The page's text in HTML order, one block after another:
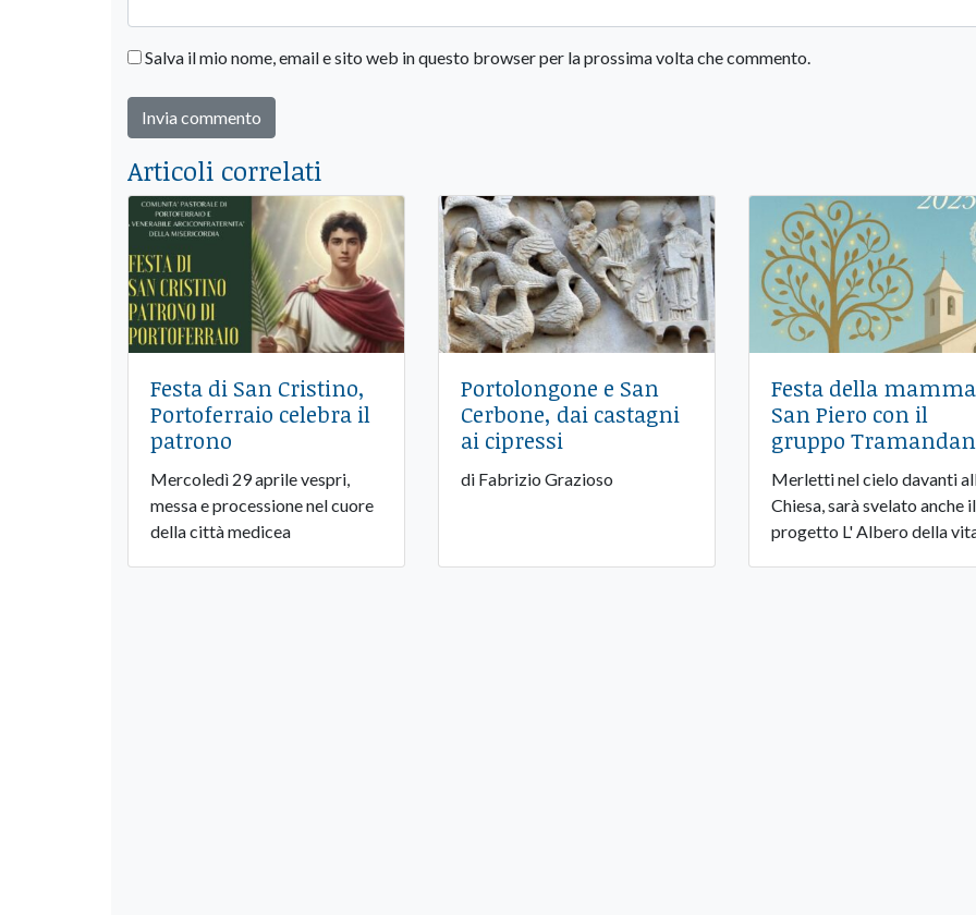
Salva il mio nome, email e sito web in questo browser per la prossima volta che commento.
Articoli correlati
Festa di San Cristino,
Portoferraio celebra il
patrono
Mercoledì 29 aprile vespri,
messa e processione nel cuore
della città medicea
Portolongone e San
Cerbone, dai castagni
ai cipressi
di Fabrizio Grazioso
Festa della
San Piero con il
gruppo
Merletti nel cielo davanti
Chiesa, sarà svelato anche il
progetto L' Albero della